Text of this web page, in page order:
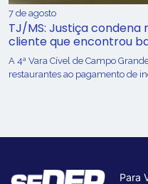
7 de agosto
TJ/MS: Justiça
cliente que encontrou
A 4ª Vara Cível de Campo
restaurantes ao pagamento de
Para